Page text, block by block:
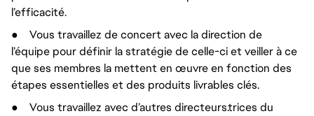
l’efficacité.
●
Vous travaillez de concert avec la direction de
l’équipe pour définir la stratégie de celle-ci et veiller à ce
que ses membres la mettent en œuvre en fonction des
étapes essentielles et des produits livrables clés.
●
Vous travaillez avec d’autres directeurs.trices du